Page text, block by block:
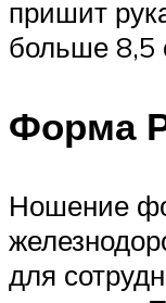
пришит
больше 8,5
Форма
Ношение
для